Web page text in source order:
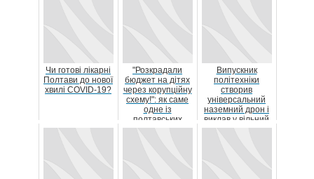
Чи готові лікарні
Полтави до нової
хвилі COVID-19?
"Розкрадали
бюджет на дітях
через корупційну
схему!": як саме
одне із
полтавських
підприєм...
Випускник
політехніки
створив
універсальний
наземний дрон і
виклав у вільний
доступ програму